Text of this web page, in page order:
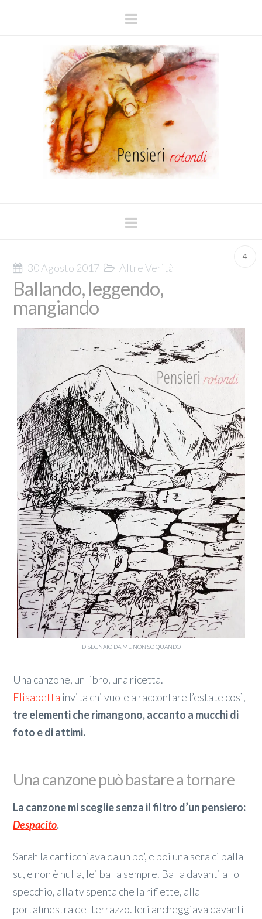
Navigation
Navigation
4
30 Agosto 2017 Altre Verità
Ballando, leggendo,
mangiando
DISEGNATO DA ME NON SO QUANDO
Una canzone, un libro, una ricetta.
Elisabetta invita chi vuole a raccontare l’estate così,
tre elementi che rimangono, accanto a mucchi di
foto e di attimi.
Una canzone può bastare a tornare
La canzone mi sceglie senza il filtro d’un pensiero:
Despacito.
Sarah la canticchiava da un po’, e poi una sera ci balla
su, e non è nulla, lei balla sempre. Balla davanti allo
specchio, alla tv spenta che la riflette, alla
portafinestra del terrazzo. Ieri ancheggiava davanti